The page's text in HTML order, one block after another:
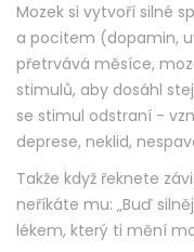
Mozek si vytvoří silné
a pocitem (dopamin,
přetrvává měsíce,
stimulů, aby dosáhl
se stimul odstraní -
deprese, neklid,
Takže když řeknete
neříkáte mu: „Buď
lékem, který ti mění